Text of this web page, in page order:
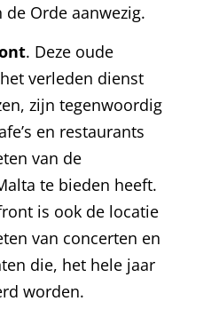
Orde aanwezig.
. Deze oude
verleden dienst
zijn tegenwoordig
en restaurants
van de
te bieden heeft.
is ook de locatie
van concerten en
die, het hele jaar
worden.